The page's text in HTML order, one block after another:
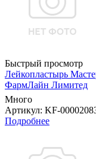
Быстрый просмотр
Лейкопластырь
ФармЛайн Лимитед
Много
Артикул: KF-
Подробнее